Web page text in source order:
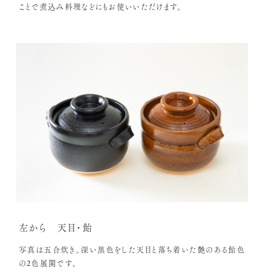
ことで煮込み料理などにもお使いいただけます。
左から 天目・飴
写真は五合炊き。深い黒色をした天目と落ち着いた艶のある飴色
の2色展開です。